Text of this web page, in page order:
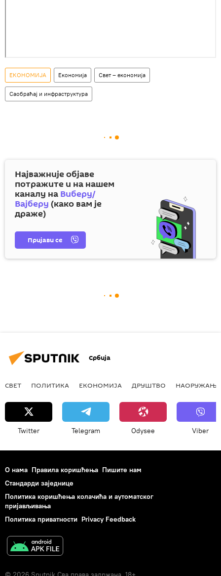
ЕКОНОМИЈА Економија Свет – економија
Саобраћај и инфраструктура
Најважније објаве
потражите и на нашем
каналу на Виберу/
Вајберу (како вам је
драже)
Пријави се
Србија
СВЕТ ПОЛИТИКА ЕКОНОМИЈА ДРУШТВО НАОРУЖАЊЕ
Twitter Telegram Odysee Viber
О нама Правила коришћења Пишите нам
Стандарди заједнице
Политика коришћења колачића и аутоматског
пријављивања
Политика приватности Privacy Feedback